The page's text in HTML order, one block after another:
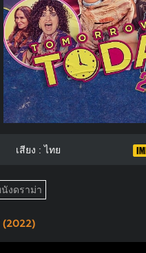
เสียง : ไทย
งดราม่า
(2022)